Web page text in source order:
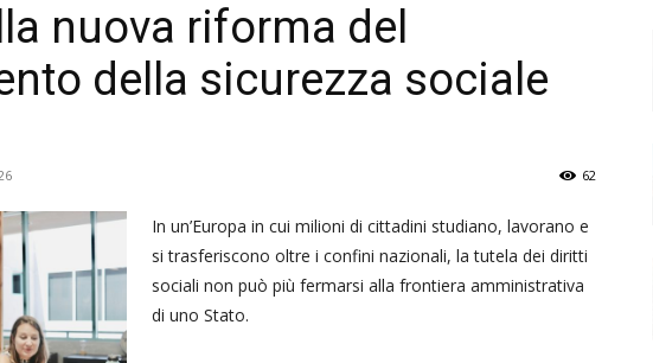
nuova riforma del
della sicurezza sociale
62
In un’Europa in cui milioni di cittadini studiano, lavorano e
si trasferiscono oltre i confini nazionali, la tutela dei diritti
sociali non può più fermarsi alla frontiera amministrativa
di uno Stato.